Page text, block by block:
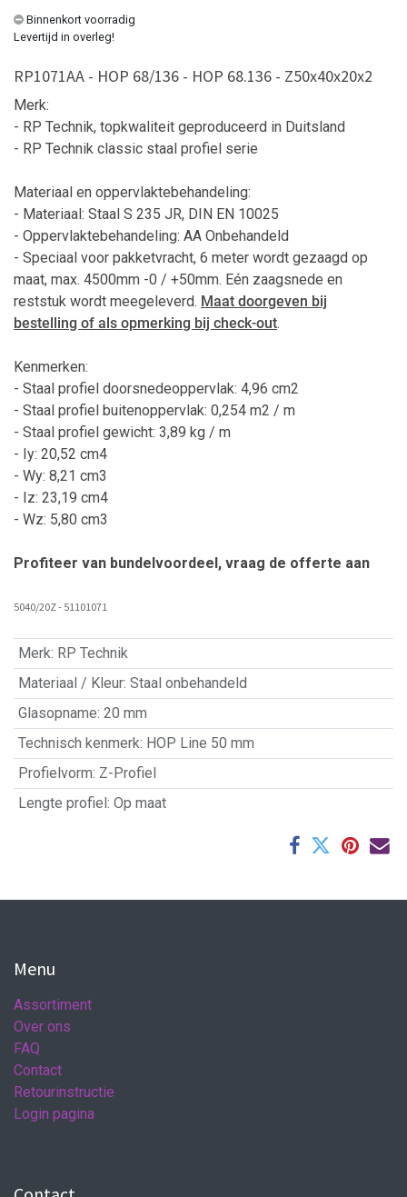
Binnenkort voorradig
Levertijd in overleg!
RP1071AA - HOP 68/136 - HOP 68.136 - Z50x40x20x2
Merk:
- RP Technik, topkwaliteit geproduceerd in Duitsland
- RP Technik classic staal profiel serie
Materiaal en oppervlaktebehandeling:
- Materiaal: Staal S 235 JR, DIN EN 10025
- Oppervlaktebehandeling: AA Onbehandeld
- Speciaal voor pakketvracht, 6 meter wordt gezaagd op
maat, max. 4500mm -0 / +50mm. Eén zaagsnede en
reststuk wordt meegeleverd. Maat doorgeven bij
bestelling of als opmerking bij check-out.
Kenmerken:
- Staal profiel doorsnedeoppervlak: 4,96 cm2
- Staal profiel buitenoppervlak: 0,254 m2 / m
- Staal profiel gewicht: 3,89 kg / m
- Iy: 20,52 cm4
- Wy: 8,21 cm3
- Iz: 23,19 cm4
- Wz: 5,80 cm3
Profiteer van bundelvoordeel, vraag de offerte aan
5040/20Z - 51101071
Merk: RP Technik
Materiaal / Kleur: Staal onbehandeld
Glasopname: 20 mm
Technisch kenmerk: HOP Line 50 mm
Profielvorm: Z-Profiel
Lengte profiel: Op maat
Menu
Assortiment
Over ons
FAQ
Contact
Retourinstructie
Login pagina